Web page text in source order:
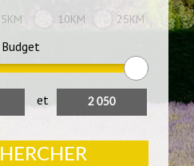
5KM 10KM 25KM
Budget
et